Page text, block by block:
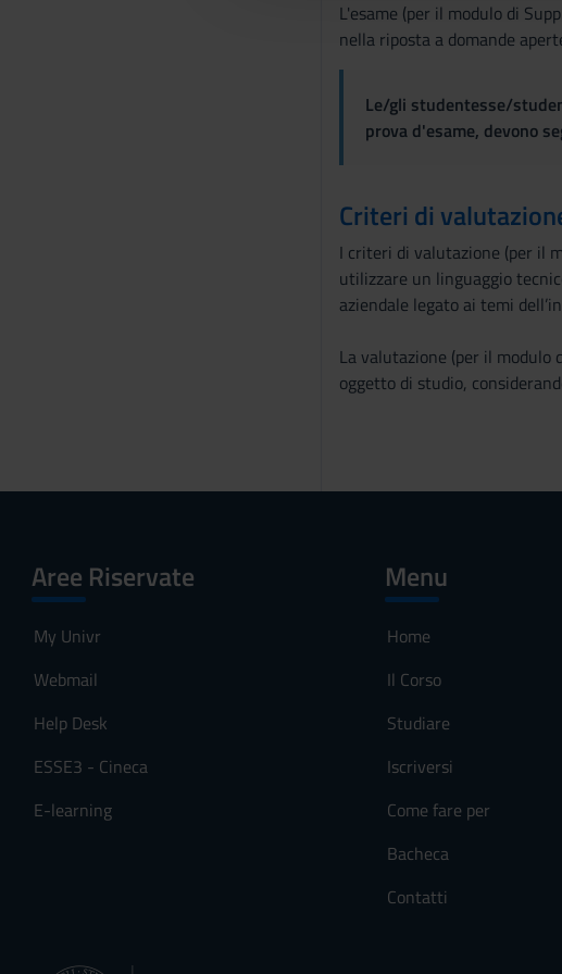
L'esame (per il modulo di
nella riposta a domande
Le/gli studentesse/
prova d'esame, devono
Criteri di
I criteri di valutazione (per il
utilizzare un linguaggio
aziendale legato ai temi
La valutazione (per il modulo
oggetto di studio,
Aree Riservate
My Univr
Webmail
Help Desk
ESSE3 - Cineca
E-learning
Menu
Home
Il Corso
Studiare
Iscriversi
Come fare per
Bacheca
Contatti